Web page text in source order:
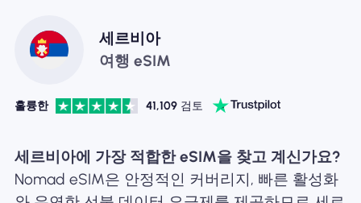
로그인 / 회원가입
세르비아
여행 eSIM
훌륭한 41,109 검토
세르비아에 가장 적합한 eSIM을 찾고 계신가요?
Nomad eSIM은 안정적인 커버리지, 빠른 활성화